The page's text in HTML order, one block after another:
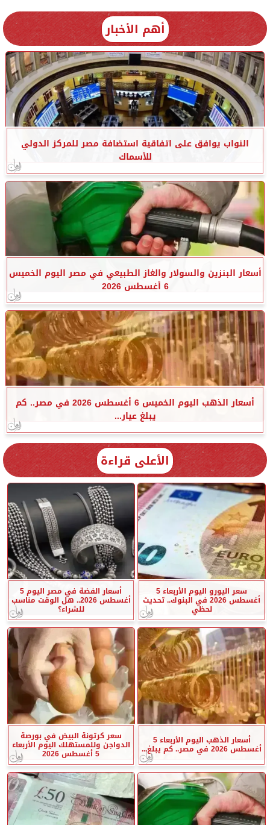
أهم الأخبار
النواب يوافق على اتفاقية استضافة مصر للمركز الدولي
للأسماك
أسعار البنزين والسولار والغاز الطبيعي في مصر اليوم الخميس
6 أغسطس 2026
أسعار الذهب اليوم الخميس 6 أغسطس 2026 في مصر.. كم
يبلغ عيار...
الأعلى قراءة
سعر اليورو اليوم الأربعاء 5
أغسطس 2026 في البنوك.. تحديث
لحظي
أسعار الفضة في مصر اليوم 5
أغسطس 2026.. هل الوقت مناسب
للشراء؟
أسعار الذهب اليوم الأربعاء 5
أغسطس 2026 في مصر.. كم يبلغ...
سعر كرتونة البيض في بورصة
الدواجن وللمستهلك اليوم الأربعاء
5 أغسطس 2026